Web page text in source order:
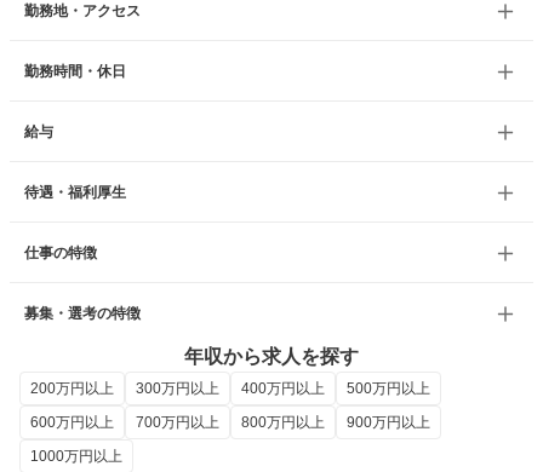
勤務地・アクセス
勤務時間・休日
給与
待遇・福利厚生
仕事の特徴
募集・選考の特徴
年収から求人を探す
200万円以上 300万円以上 400万円以上
500万円以上
600万円以上
700万円以上 800万円以上
900万円以上
1000万円以上